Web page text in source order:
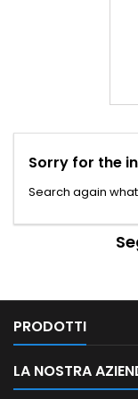
Sorry for the
Search again
PRODOTTI
LA NOSTRA